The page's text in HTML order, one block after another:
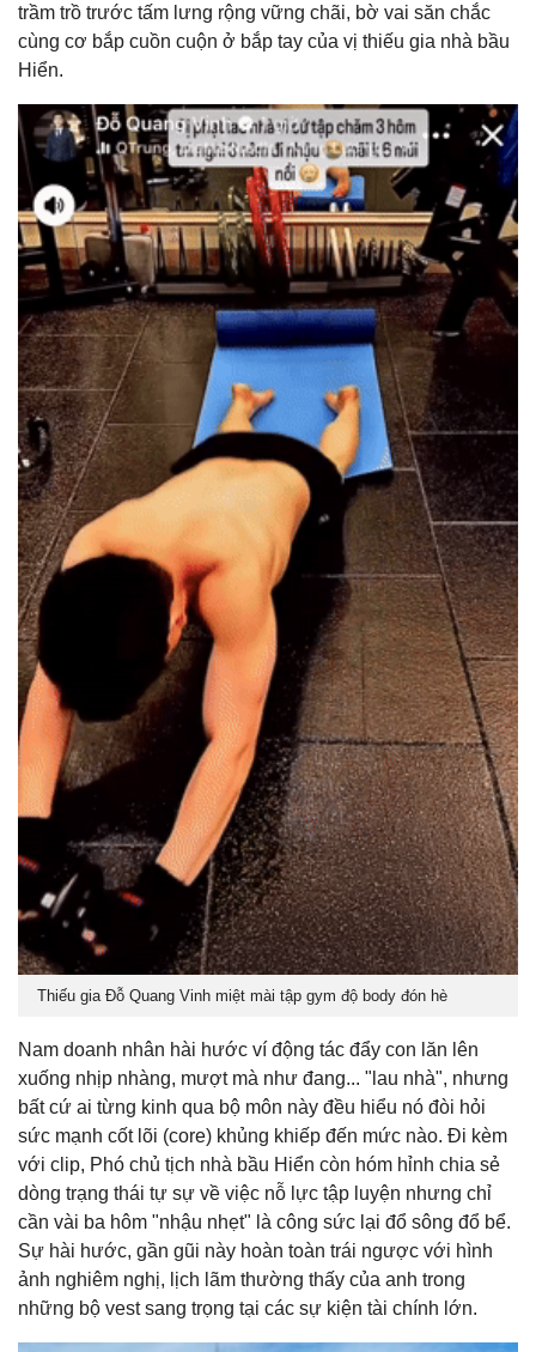
trầm trồ trước tấm lưng rộng vững chãi, bờ vai săn chắc
cùng cơ bắp cuồn cuộn ở bắp tay của vị thiếu gia nhà bầu
Hiển.
Thiếu gia Đỗ Quang Vinh miệt mài tập gym độ body đón hè
Nam doanh nhân hài hước ví động tác đẩy con lăn lên
xuống nhịp nhàng, mượt mà như đang... "lau nhà", nhưng
bất cứ ai từng kinh qua bộ môn này đều hiểu nó đòi hỏi
sức mạnh cốt lõi (core) khủng khiếp đến mức nào. Đi kèm
với clip, Phó chủ tịch nhà bầu Hiển còn hóm hỉnh chia sẻ
dòng trạng thái tự sự về việc nỗ lực tập luyện nhưng chỉ
cần vài ba hôm "nhậu nhẹt" là công sức lại đổ sông đổ bể.
Sự hài hước, gần gũi này hoàn toàn trái ngược với hình
ảnh nghiêm nghị, lịch lãm thường thấy của anh trong
những bộ vest sang trọng tại các sự kiện tài chính lớn.